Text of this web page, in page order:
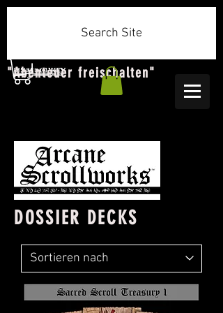
"Abenteuer freischalten"
Search Site
DOSSIER DECKS